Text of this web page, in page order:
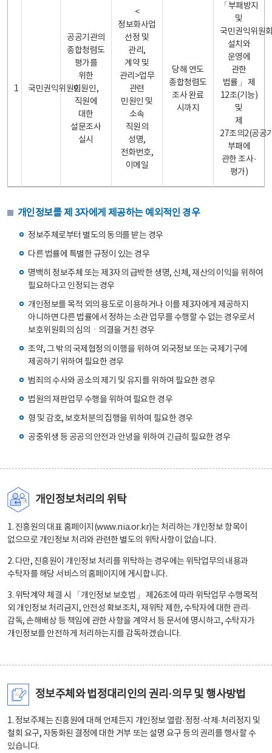
1 국민권익위원회
공공기관의
종합청렴도
평가를
위한
민원인,
직원에
대한
설문조사
실시
<
정보화사업
선정 및
관리,
계약 및
관리>업무
관련
민원인 및
소속
직원의
성명,
전화번호,
이메일
당해 연도
종합청렴도
조사 완료
시까지
「부패방지
및
국민권익위원
설치와
운영에
관한
법률」 제
12조(기능)
및
제
27조의2(공공
부패에
관한 조사·
평가)
개인정보를 제 3자에게 제공하는 예외적인 경우
정보주체로부터 별도의 동의를 받는 경우
다른 법률에 특별한 규정이 있는 경우
명백히 정보주체 또는 제3자의 급박한 생명, 신체, 재산의 이익을 위하여
필요하다고 인정되는 경우
개인정보를 목적 외의 용도로 이용하거나 이를 제3자에게 제공하지
아니하면 다른 법률에서 정하는 소관 업무를 수행할 수 없는 경우로서
보호위원회의 심의ㆍ의결을 거친 경우
조약, 그 밖의 국제협정의 이행을 위하여 외국정보 또는 국제기구에
제공하기 위하여 필요한 경우
범죄의 수사와 공소의 제기 및 유지를 위하여 필요한 경우
법원의 재판업무 수행을 위하여 필요한 경우
형 및 감호, 보호처분의 집행을 위하여 필요한 경우
공중위생 등 공공의 안전과 안녕을 위하여 긴급히 필요한 경우
개인정보처리의 위탁
1. 진흥원의 대표 홈페이지(www.nia.or.kr)는 처리하는 개인정보 항목이
없으므로 개인정보 처리와 관련한 별도의 위탁사항이 없습니다.
2. 다만, 진흥원이 개인정보 처리를 위탁하는 경우에는 위탁업무의 내용과
수탁자를 해당 서비스의 홈페이지에 게시합니다.
3. 위탁계약 체결 시 「개인정보 보호법」 제26조에 따라 위탁업무 수행목적
외 개인정보 처리금지, 안전성 확보조치, 재위탁 제한, 수탁자에 대한 관리·
감독, 손해배상 등 책임에 관한 사항을 계약서 등 문서에 명시하고, 수탁자가
개인정보를 안전하게 처리하는지를 감독하겠습니다.
정보주체와 법정대리인의 권리·의무 및 행사방법
1. 정보주체는 진흥원에 대해 언제든지 개인정보 열람·정정·삭제·처리정지 및
철회 요구, 자동화된 결정에 대한 거부 또는 설명 요구 등의 권리를 행사할 수
있습니다.